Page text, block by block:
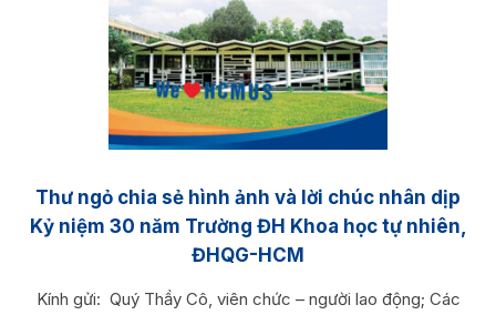
Thư ngỏ chia sẻ hình ảnh và lời chúc nhân dịp
Kỷ niệm 30 năm Trường ĐH Khoa học tự nhiên,
ĐHQG-HCM
Kính gửi: Quý Thầy Cô, viên chức – người lao động; Các